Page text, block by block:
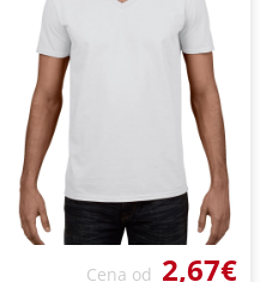
Cena od 2,67€